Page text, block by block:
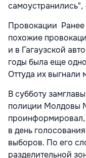
самоустранились",
Провокации Ранее
похожие
и в Гагаузской
годы была еще
Оттуда их выгнали
В субботу
полиции Молдовы
в день
выборов. По его
разделительной